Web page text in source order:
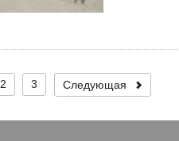
2 3 Следующая